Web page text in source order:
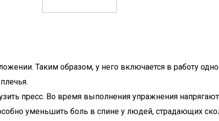
Таким образом, у него включается в работу
пресс. Во время выполнения упражнения
уменьшить боль в спине у людей, страдающих